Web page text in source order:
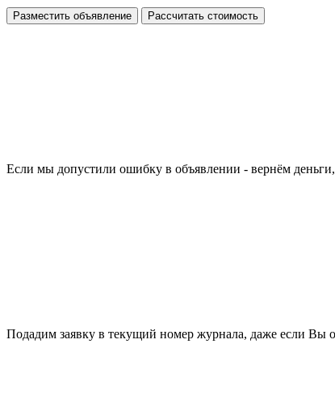
Разместить объявление Рассчитать стоимость
Если мы допустили ошибку в объявлении - вернём
Подадим заявку в текущий номер журнала, даже если Вы